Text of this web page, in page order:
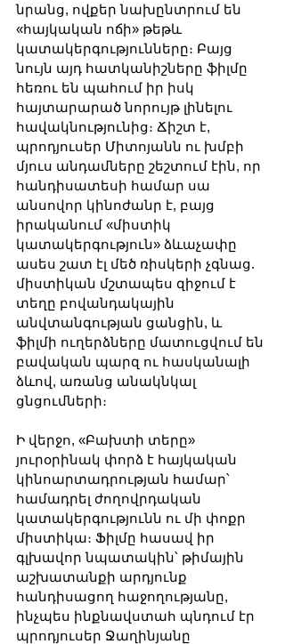
նրանց, ովքեր նախընտրում են
«հայկական ոճի» թեթև
կատակերգությունները։ Բայց
նույն այդ հատկանիշները ֆիլմը
հեռու են պահում իր իսկ
հայտարարած նորույթ լինելու
հավակնությունից։ Ճիշտ է,
պրոդյուսեր Միտոյանն ու խմբի
մյուս անդամները շեշտում էին, որ
հանդիսատեսի համար սա
անսովոր կինոժանր է, բայց
իրականում «միստիկ
կատակերգություն» ձևաչափը
ասես շատ էլ մեծ ռիսկերի չգնաց.
միստիկան մշտապես զիջում է
տեղը բովանդակային
անվտանգության ցանցին, և
ֆիլմի ուղերձները մատուցվում են
բավական պարզ ու հասկանալի
ձևով, առանց անակնկալ
ցնցումների։
Ի վերջո, «Բախտի տերը»
յուրօրինակ փորձ է հայկական
կինոարտադրության համար՝
համադրել ժողովրդական
կատակերգությունն ու մի փոքր
միստիկա։ Ֆիլմը հասավ իր
գլխավոր նպատակին՝ թիմային
աշխատանքի արդյունք
հանդիսացող հաջողությանը,
ինչպես ինքնավստահ պնդում էր
պրոդյուսեր Ջաղինյանը